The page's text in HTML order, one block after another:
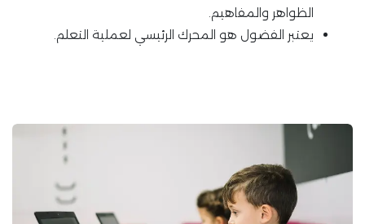
الظواهر والمفاهيم.
يعتبر الفضول هو المحرك الرئيسي لعملية التعلم.